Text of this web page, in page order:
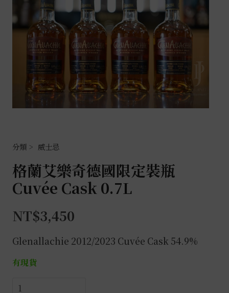
威士忌
格蘭艾樂奇德國限定裝瓶
Cuvée Cask 0.7L
NT$3,450
Glenallachie 2012/2023 Cuvée Cask 54.9%
有現貨
格